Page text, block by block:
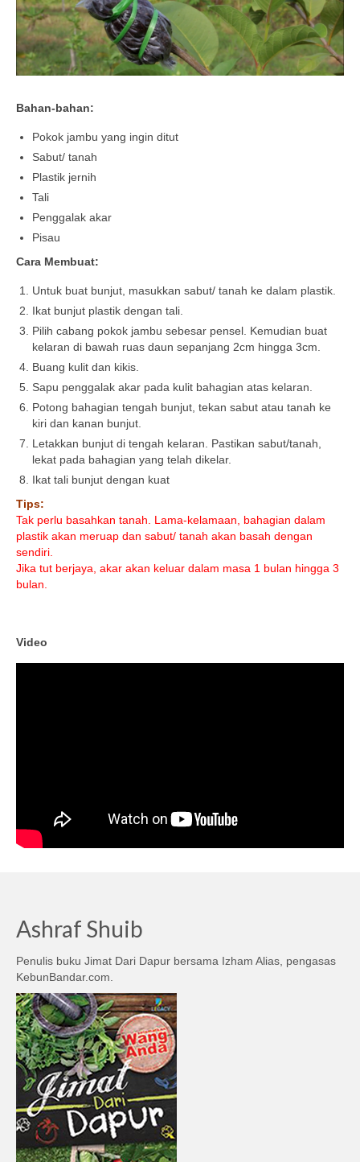
Bahan-bahan:
Pokok jambu yang ingin ditut
Sabut/ tanah
Plastik jernih
Tali
Penggalak akar
Pisau
Cara Membuat:
Untuk buat bunjut, masukkan sabut/ tanah ke dalam plastik.
Ikat bunjut plastik dengan tali.
Pilih cabang pokok jambu sebesar pensel. Kemudian buat
kelaran di bawah ruas daun sepanjang 2cm hingga 3cm.
Buang kulit dan kikis.
Sapu penggalak akar pada kulit bahagian atas kelaran.
Potong bahagian tengah bunjut, tekan sabut atau tanah ke
kiri dan kanan bunjut.
Letakkan bunjut di tengah kelaran. Pastikan sabut/tanah,
lekat pada bahagian yang telah dikelar.
Ikat tali bunjut dengan kuat
Tips:
Tak perlu basahkan tanah. Lama-kelamaan, bahagian dalam
plastik akan meruap dan sabut/ tanah akan basah dengan
sendiri.
Jika tut berjaya, akar akan keluar dalam masa 1 bulan hingga 3
bulan.
Video
Ashraf Shuib
Penulis buku Jimat Dari Dapur bersama Izham Alias, pengasas
KebunBandar.com.